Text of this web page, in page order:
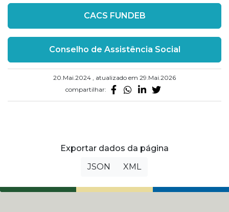
CACS FUNDEB
Conselho de Assistência Social
20.Mai.2024 , atualizado em 29.Mai.2026
compartilhar:
Exportar dados da página
JSON
XML